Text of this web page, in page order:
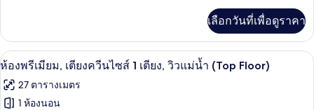
เกี่ยว
กับ
ห้อง
สิก
เลือกวันที่เพื่อดูราคา
เปิด
ภาพถ่าย
ทั้งหมด
ห้องพรีเมียม, เตียงควีนไซส์ 1 เตียง,
6
ห้องพรีเมียม, เตียงควีนไซส์ 1 เตียง, วิวแม่น้ำ (Top Floor)
27 ตารางเมตร
1 ห้องนอน